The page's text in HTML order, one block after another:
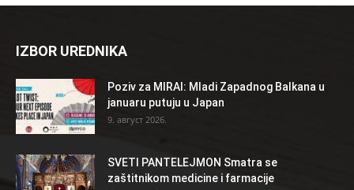
IZBOR UREDNIKA
Poziv za MIRAI: Mladi Zapadnog Balkana u
januaru putuju u Japan
9. август 2026.
SVETI PANTELEJMON Smatra se
zaštitnikom medicine i farmacije